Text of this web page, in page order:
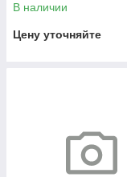
В наличии
Цену уточняйте